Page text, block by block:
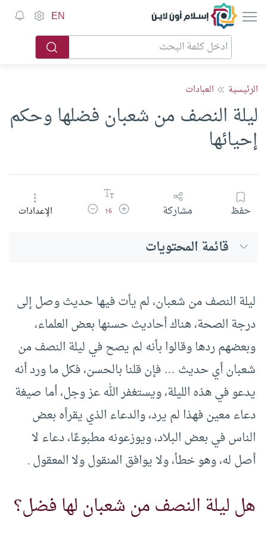
إسلام أون لاين EN
الرئيسية العبادات
ليلة النصف من شعبان فضلها وحكم
إحيائها
حفظ مشاركة زيادة حجم الخط
16 تقليل حجم الخطالإعدادات
قائمة المحتويات
ليلة النصف من شعبان، لم يأت فيها حديث وصل إلى
درجة الصحة، هناك أحاديث حسنها بعض العلماء،
وبعضهم ردها وقالوا بأنه لم يصح في ليلة النصف من
شعبان أي حديث … فإن قلنا بالحسن، فكل ما ورد أنه
يدعو في هذه الليلة، ويستغفر الله عز وجل، أما صيغة
دعاء معين فهذا لم يرد، والدعاء الذي يقرأه بعض
الناس في بعض البلاد، ويوزعونه مطبوعًا، دعاء لا
أصل له، وهو خطأ، ولا يوافق المنقول ولا المعقول .
هل ليلة النصف من شعبان لها فضل؟